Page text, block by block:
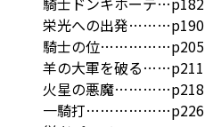
栄光への出発………p190
騎士の位……………p205
羊の大軍を破る……p211
火星の悪魔…………p218
一騎打………………p226